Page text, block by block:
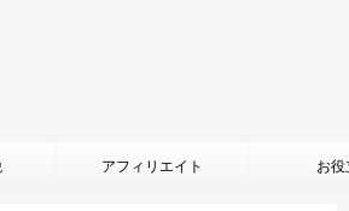
アフィリエイト お役